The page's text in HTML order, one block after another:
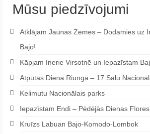
Mūsu piedzīvojumi
Atklājam Jaunas Zemes – Dodamies uz
Bajo!
Kāpjam Inerie Virsotnē un Iepazīstam
Atpūtas Diena Riungā – 17 Salu
Kelimutu Nacionālais parks
Iepazīstam Endi – Pēdējās Dienas
Kruīzs Labuan Bajo-Komodo-Lombok